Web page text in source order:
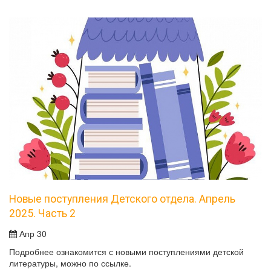
Новые поступления Детского отдела. Апрель
2025. Часть 2
Апр 30
Подробнее ознакомится с новыми поступлениями детской
литературы, можно по ссылке.